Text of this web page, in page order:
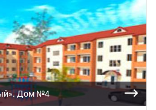
Дом №4